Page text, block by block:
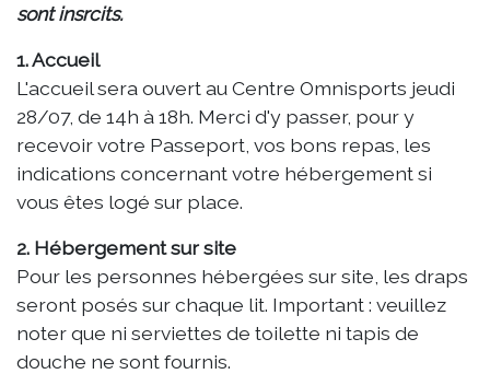
sont insrcits.
1. Accueil
L'accueil sera ouvert au Centre Omnisports jeudi
28/07, de 14h à 18h. Merci d'y passer, pour y
recevoir votre Passeport, vos bons repas, les
indications concernant votre hébergement si
vous êtes logé sur place.
2. Hébergement sur site
Pour les personnes hébergées sur site, les draps
seront posés sur chaque lit. Important : veuillez
noter que ni serviettes de toilette ni tapis de
douche ne sont fournis.